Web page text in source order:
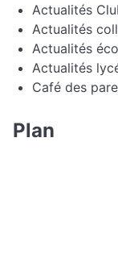
Actualités
Actualités
Actualités
Actualités
Café des
Plan